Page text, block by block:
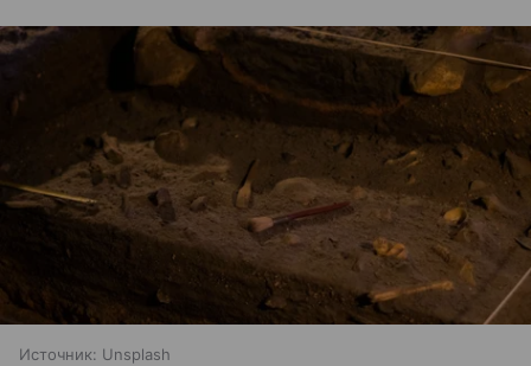
Источник: Unsplash